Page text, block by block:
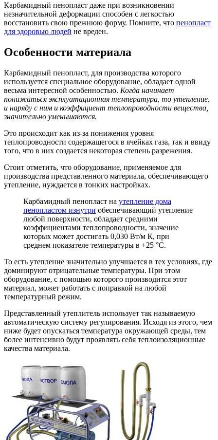
Карбамидный пенопласт даже при возникновении
незначительной деформации способен с легкостью
восстановить свою прежнюю форму. Помните, что пенопласт
для здоровью людей не вреден.
Особенности материала
Карбамидный пенопласт, для производства которого
используется специальное оборудование, обладает одной
весьма интересной особенностью. Когда начинает
понижаться эксплуатационная температура, то утепление,
и наряду с ним и коэффициент теплопроводности вещества,
значительно уменьшаются.
Это происходит как из-за понижения уровня
теплопроводности содержащегося в ячейках газа, так и ввиду
того, что в них создается некоторая степень разрежения.
Стоит отметить, что оборудование, применяемое для
производства представленного материала, обеспечивающего
утепление, нуждается в тонких настройках.
Карбамидный пенопласт на утепление дома
пенопластом изнутри обеспечивающий утепление
любой поверхности, обладает средними
коэффициентами теплопроводности, значение
которых может достигать 0,030 Вт/м К, при
среднем показателе температуры в +25 °С.
То есть утепление значительно улучшается в тех условиях, где
доминируют отрицательные температуры. При этом
оборудование, с помощью которого производится этот
материал, может работать с поправкой на любой
температурный режим.
Представленный утеплитель использует так называемую
автоматическую систему регулирования. Исходя из этого, чем
ниже будет опускаться температура окружающей среды, тем
более интенсивно будут проявлять себя теплоизоляционные
качества материала.